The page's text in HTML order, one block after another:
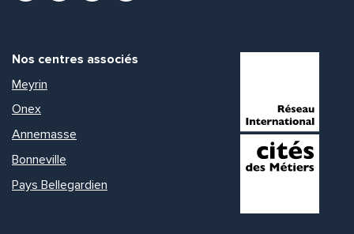
Nos centres associés
Meyrin
Onex
Annemasse
Bonneville
Pays Bellegardien